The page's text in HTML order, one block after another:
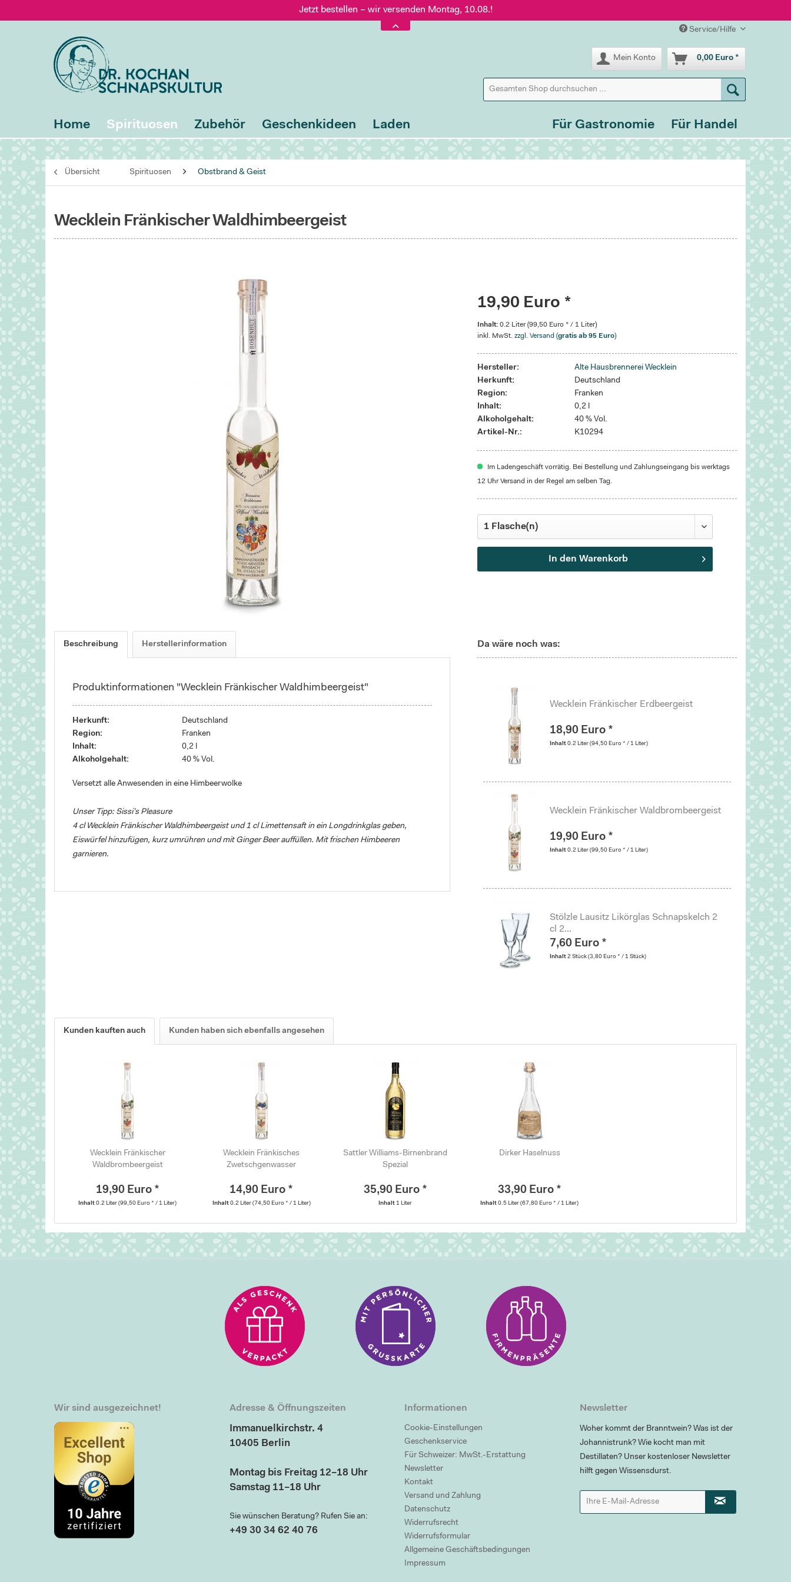
Jetzt bestellen – wir versenden Montag, 10.08.!
Versand nur 5,60 €, gratis ab 95 € Warenwert
Jetzt bestellen – wir versenden Montag, 10.08.!
Service/Hilfe
Mein Konto 0,00 Euro *
Home Spirituosen Zubehör Geschenkideen Laden Für Handel
Für Gastronomie
Übersicht Spirituosen Obstbrand & Geist
Wecklein Fränkischer Waldhimbeergeist
19,90 Euro *
Inhalt:0.2 Liter (99,50 Euro * / 1 Liter)
inkl. MwSt.zzgl. Versand (gratis ab 95 Euro)
Hersteller:
Alte Hausbrennerei Wecklein
Herkunft:
Deutschland
Region:
Franken
Inhalt:
0,2 l
Alkoholgehalt:
40 % Vol.
Artikel-Nr.:
K10294
Im Ladengeschäft vorrätig. Bei Bestellung und Zahlungseingang bis werktags
12 Uhr Versand in der Regel am selben Tag.
In den Warenkorb
Beschreibung Herstellerinformation
Produktinformationen "Wecklein Fränkischer Waldhimbeergeist"
Herkunft:
Deutschland
Region:
Franken
Inhalt:
0,2 l
Alkoholgehalt:
40 % Vol.
Versetzt alle Anwesenden in eine Himbeerwolke
Unser Tipp: Sissi’s Pleasure
4 cl Wecklein Fränkischer Waldhimbeergeist und 1 cl Limettensaft in ein Longdrinkglas geben,
Eiswürfel hinzufügen, kurz umrühren und mit Ginger Beer auffüllen. Mit frischen Himbeeren
garnieren.
Da wäre noch was:
Wecklein Fränkischer Erdbeergeist
18,90 Euro *
Inhalt 0.2 Liter (94,50 Euro * / 1 Liter)
Wecklein Fränkischer Waldbrombeergeist
19,90 Euro *
Inhalt 0.2 Liter (99,50 Euro * / 1 Liter)
Stölzle Lausitz Likörglas Schnapskelch 2
cl 2...
7,60 Euro *
Inhalt 2 Stück (3,80 Euro * / 1 Stück)
Kunden kauften auch Kunden haben sich ebenfalls angesehen
Wecklein Fränkischer
Waldbrombeergeist
19,90 Euro *
Inhalt0.2 Liter(99,50 Euro * / 1 Liter)
Wecklein Fränkisches
Zwetschgenwasser
14,90 Euro *
Inhalt 0.2 Liter (74,50 Euro * / 1 Liter)
Sattler Williams-Birnenbrand
Spezial
35,90 Euro *
Inhalt1 Liter
Dirker Haselnuss
33,90 Euro *
Inhalt0.5 Liter(67,80 Euro * / 1 Liter)
Wir sind ausgezeichnet! Adresse & Öffnungszeiten
Immanuelkirchstr. 4
10405 Berlin
Montag bis Freitag 12–18 Uhr
Samstag 11–18 Uhr
Sie wünschen Beratung? Rufen Sie an:
+49 30 34 62 40 76
Informationen
Cookie-Einstellungen
Geschenkservice
Für Schweizer: MwSt.-Erstattung
Newsletter
Kontakt
Versand und Zahlung
Datenschutz
Widerrufsrecht
Widerrufsformular
Allgemeine Geschäftsbedingungen
Impressum
Newsletter
Woher kommt der Branntwein? Was ist der
Johannistrunk? Wie kocht man mit
Destillaten? Unser kostenloser Newsletter
hilft gegen Wissensdurst.